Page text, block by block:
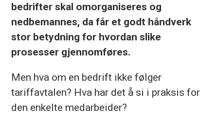
bedrifter skal omorganiseres og
nedbemannes, da får et godt håndverk
stor betydning for hvordan slike
prosesser gjennomføres.
Men hva om en bedrift ikke følger
tariffavtalen? Hva har det å si i praksis for
den enkelte medarbeider?